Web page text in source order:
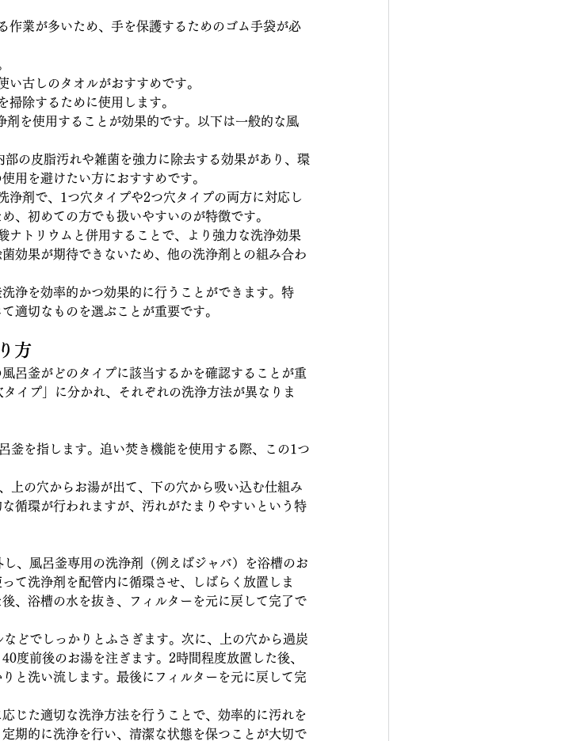
作業が多いため、手を保護するためのゴム手袋が必
い古しのタオルがおすすめです。
掃除するために使用します。
剤を使用することが効果的です。以下は一般的な風
部の皮脂汚れや雑菌を強力に除去する効果があり、環
用を避けたい方におすすめです。
浄剤で、1つ穴タイプや2つ穴タイプの両方に対応し
、初めての方でも扱いやすいのが特徴です。
ナトリウムと併用することで、より強力な洗浄効果
効果が期待できないため、他の洗浄剤との組み合わ
浄を効率的かつ効果的に行うことができます。特
適切なものを選ぶことが重要です。
方
呂釜がどのタイプに該当するかを確認することが重
イプ」に分かれ、それぞれの洗浄方法が異なりま
釜を指します。追い焚き機能を使用する際、この1つ
上の穴からお湯が出て、下の穴から吸い込む仕組み
循環が行われますが、汚れがたまりやすいという特
し、風呂釜専用の洗浄剤（例えばジャバ）を浴槽のお
て洗浄剤を配管内に循環させ、しばらく放置しま
、浴槽の水を抜き、フィルターを元に戻して完了で
などでしっかりとふさぎます。次に、上の穴から過炭
度前後のお湯を注ぎます。2時間程度放置した後、
と洗い流します。最後にフィルターを元に戻して完
じた適切な洗浄方法を行うことで、効率的に汚れを
期的に洗浄を行い、清潔な状態を保つことが大切で